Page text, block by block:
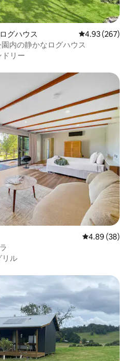
グハウス レビュー267
4.93 (267)
内の静かなログハウス
ドリー
レビュー38
4.89 (38)
リル
す。